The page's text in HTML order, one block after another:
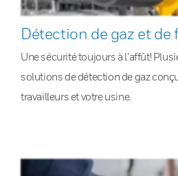
Détection de gaz et de
Une sécurité toujours à l’affût!
solutions de détection de gaz
travailleurs et votre usine.